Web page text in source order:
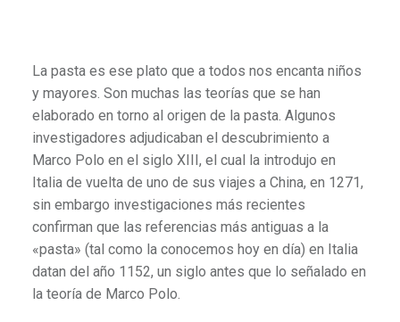
La pasta es ese plato que a todos nos encanta niños
y mayores. Son muchas las teorías que se han
elaborado en torno al origen de la pasta. Algunos
investigadores adjudicaban el descubrimiento a
Marco Polo en el siglo XIII, el cual la introdujo en
Italia de vuelta de uno de sus viajes a China, en 1271,
sin embargo investigaciones más recientes
confirman que las referencias más antiguas a la
«pasta» (tal como la conocemos hoy en día) en Italia
datan del año 1152, un siglo antes que lo señalado en
la teoría de Marco Polo.